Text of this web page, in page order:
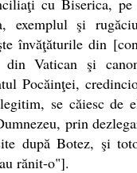
exemplul şi
învăţăturile din
Vatican şi
Pocăinţei,
se căiesc de
prin
după Botez, şi
rănit-o"].